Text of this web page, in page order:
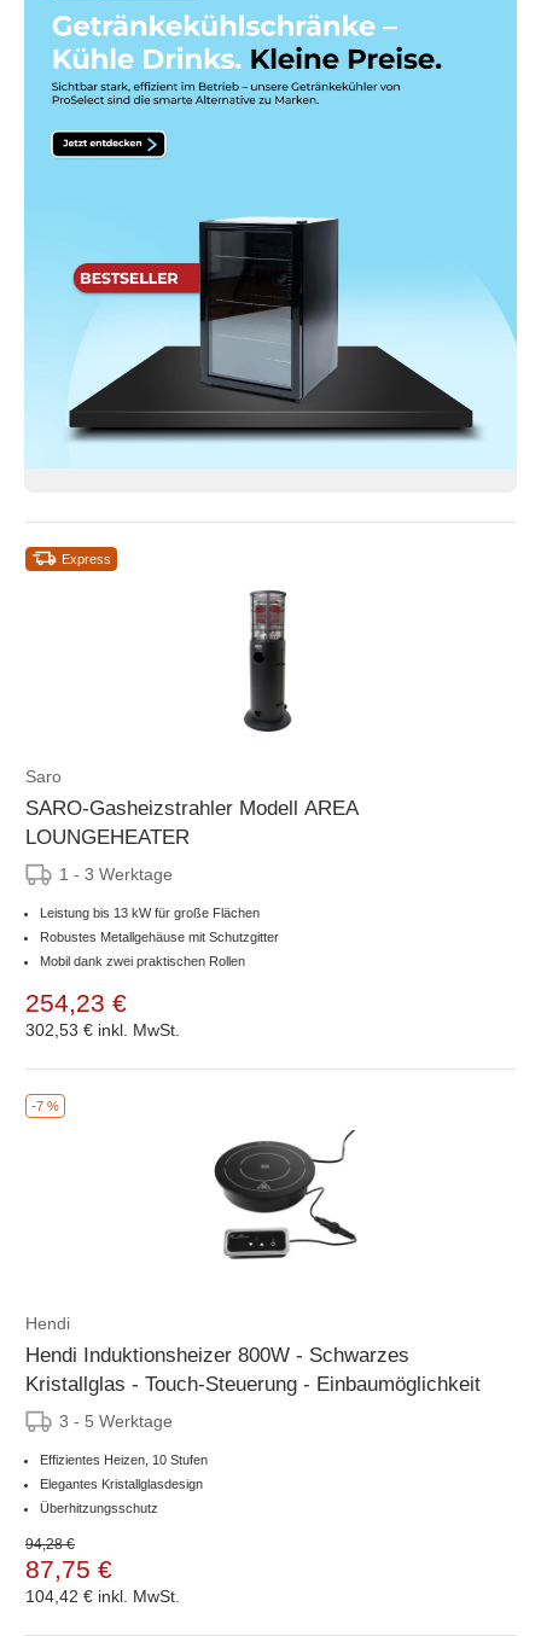
Express
Saro
SARO-Gasheizstrahler Modell AREA
LOUNGEHEATER
1 - 3 Werktage
Leistung bis 13 kW für große Flächen
Robustes Metallgehäuse mit Schutzgitter
Mobil dank zwei praktischen Rollen
254,23 €
302,53 € inkl. MwSt.
-7 %
Hendi
Hendi Induktionsheizer 800W - Schwarzes
Kristallglas - Touch-Steuerung - Einbaumöglichkeit
3 - 5 Werktage
Effizientes Heizen, 10 Stufen
Elegantes Kristallglasdesign
Überhitzungsschutz
94,28 €
87,75 €
104,42 € inkl. MwSt.